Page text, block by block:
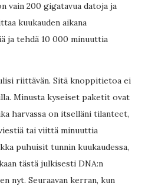
vain 200 gigatavua datoja ja
kuukauden aikana
ja tehdä 10 000 minuuttia
riittävän. Sitä knoppitietoa ei
Minusta kyseiset paketit ovat
harvassa on itselläni tilanteet,
tai viittä minuuttia
puhuisit tunnin kuukaudessa,
tästä julkisesti DNA:n
nyt. Seuraavan kerran, kun